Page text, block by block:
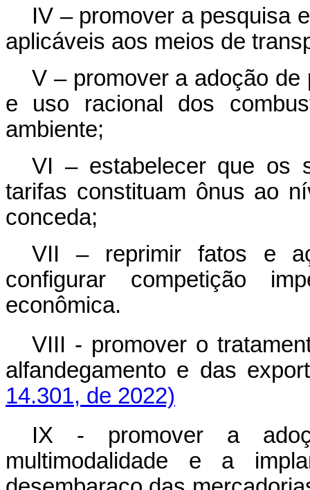
IV – promover a pesquisa
aplicáveis aos meios de
V – promover a adoção
e uso racional dos
ambiente;
VI – estabelecer que os
tarifas constituam ônus ao
conceda;
VII – reprimir fatos e
configurar competição
econômica.
VIII - promover o
alfandegamento e das
14.301, de 2022)
IX - promover a
multimodalidade e a